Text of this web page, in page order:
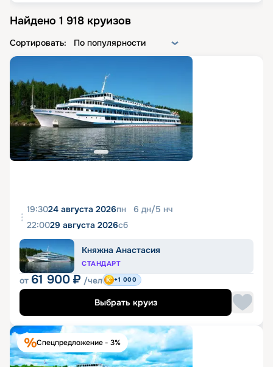
Найдено 1 918 круизов
Сортировать: По популярности
19:3024 августа 2026пн 6 дн/5 нч
22:0029 августа 2026сб
Княжна Анастасия
СТАНДАРТ
от 61 900 ₽ /чел +1 000
Выбрать круиз
Спецпредложение - 3%